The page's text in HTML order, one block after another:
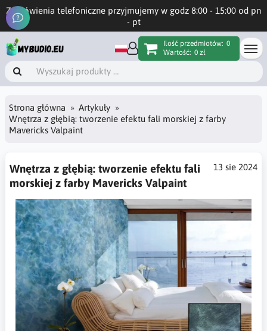
Zamówienia telefoniczne przyjmujemy w godz 8:00 - 15:00 od pn
- pt
Ilość przedmiotów: 0
Wartość: 0 zł
Strona główna
Artykuły
Wnętrza z głębią: tworzenie efektu fali morskiej z farby
Mavericks Valpaint
13 sie 2024
Wnętrza z głębią: tworzenie efektu fali
morskiej z farby Mavericks Valpaint